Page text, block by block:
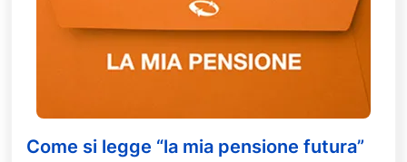
Come si legge “la mia pensione futura”